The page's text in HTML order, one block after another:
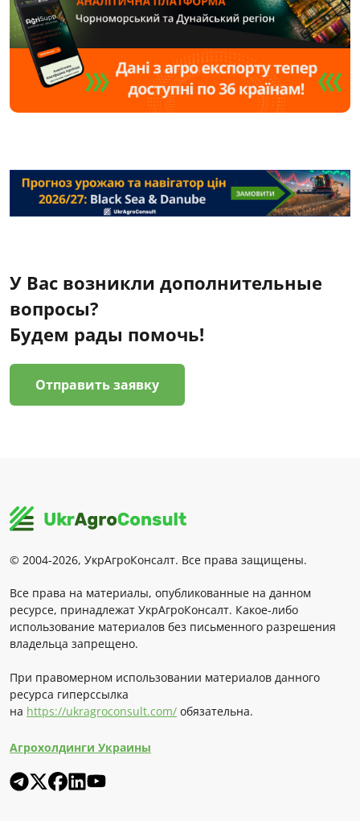
У Вас возникли дополнительные
вопросы?
Будем рады помочь!
Отправить заявку
© 2004-2026, УкрАгроКонсалт. Все права защищены.
Все права на материалы, опубликованные на данном
ресурсе, принадлежат УкрАгроКонсалт. Какое-либо
использование материалов без письменного разрешения
владельца запрещено.
При правомерном использовании материалов данного
ресурса гиперссылка
на https://ukragroconsult.com/ обязательна.
Агрохолдинги Украины